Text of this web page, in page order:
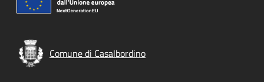
Comune di Casalbordino